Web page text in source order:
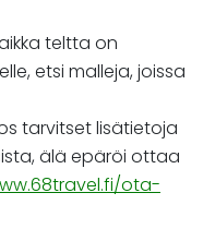
teltta on
etsi malleja, joissa
tarvitset lisätietoja
älä epäröi ottaa
ota-